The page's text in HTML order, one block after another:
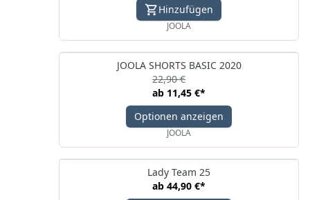
Hinzufügen
JOOLA
JOOLA SHORTS BASIC 2020
ab 11,45 €*
22,90 €
Optionen anzeigen
JOOLA
Lady Team 25
ab 44,90 €*